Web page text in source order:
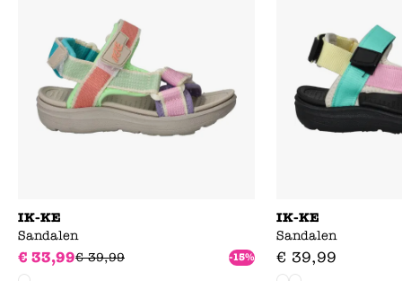
IK-KE
Sandalen
€ 33,99€ 39,99 -15%
IK-KE
Sandalen
€ 39,99